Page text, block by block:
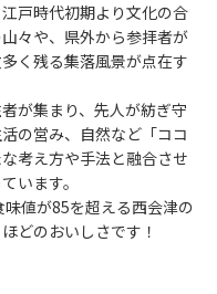
戸時代初期より文化の合
々や、県外から参拝者が
く残る集落風景が点在す
が集まり、先人が紡ぎ守
の営み、自然など「ココ
考え方や手法と融合させ
います。
値が85を超える西会津の
どのおいしさです！